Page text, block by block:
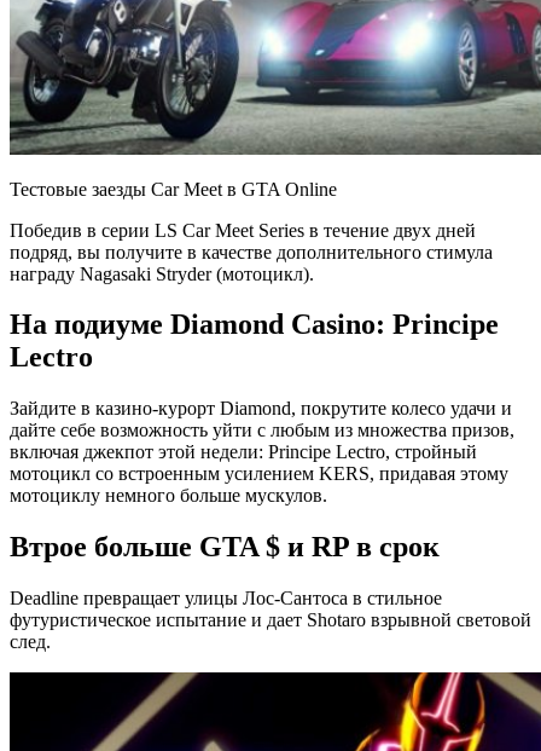
Тестовые заезды Car Meet в GTA Online
Победив в серии LS Car Meet Series в течение двух дней
подряд, вы получите в качестве дополнительного стимула
награду Nagasaki Stryder (мотоцикл).
На подиуме Diamond Casino: Principe
Lectro
Зайдите в казино-курорт Diamond, покрутите колесо удачи и
дайте себе возможность уйти с любым из множества призов,
включая джекпот этой недели: Principe Lectro, стройный
мотоцикл со встроенным усилением KERS, придавая этому
мотоциклу немного больше мускулов.
Втрое больше GTA $ и RP в срок
Deadline превращает улицы Лос-Сантоса в стильное
футуристическое испытание и дает Shotaro взрывной световой
след.